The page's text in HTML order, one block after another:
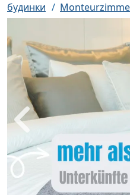
будинки
назад